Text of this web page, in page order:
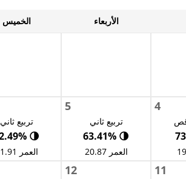
الأربعاء الخميس
4
5
تربيع ثاني
🌗 63.41%
العمر 20.87
تربيع ثاني
🌗 52.49%
العمر 21.91
11
12